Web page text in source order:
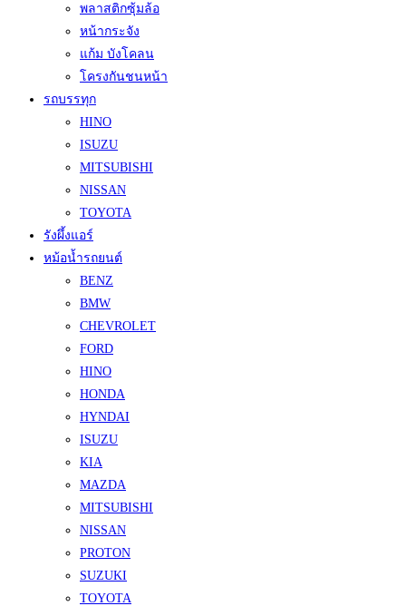
พลาสติกซุ้มล้อ
หน้ากระจัง
แก้ม บังโคลน
โครงกันชนหน้า
รถบรรทุก
HINO
ISUZU
MITSUBISHI
NISSAN
TOYOTA
รังผึ้งแอร์
หม้อน้ำรถยนต์
BENZ
BMW
CHEVROLET
FORD
HINO
HONDA
HYNDAI
ISUZU
KIA
MAZDA
MITSUBISHI
NISSAN
PROTON
SUZUKI
TOYOTA